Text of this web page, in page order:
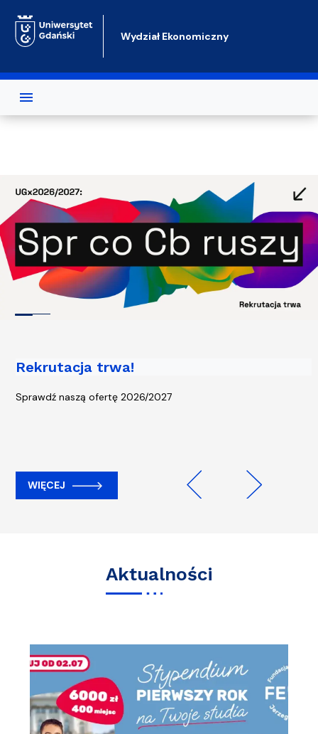
Wydział Ekonomiczny
Rekrutacja trwa!
Sprawdź naszą ofertę 2026/2027
WIĘCEJ
Piąta edycja kampanii „Rowerem na
WIĘCEJ
Aktualności